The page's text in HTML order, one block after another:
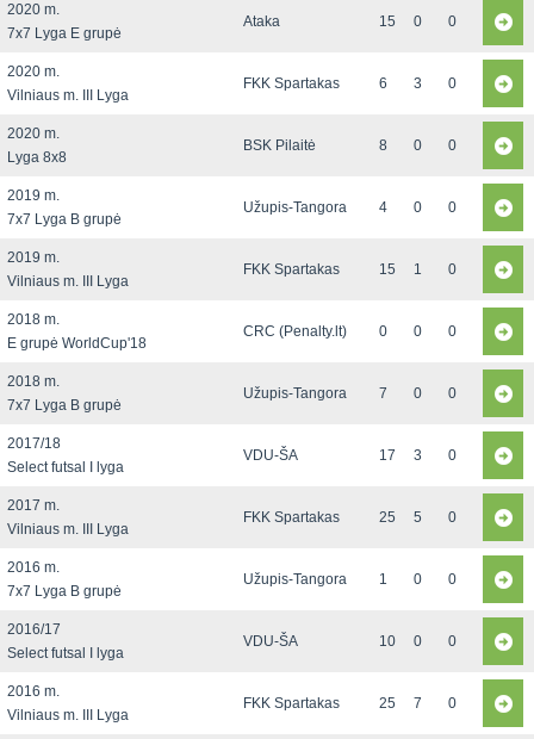
2020 m.
7x7 Lyga E grupė
Ataka 15 0 0
2020 m.
Vilniaus m. III Lyga
FKK Spartakas 6 3 0
2020 m.
Lyga 8x8
BSK Pilaitė 8 0 0
2019 m.
7x7 Lyga B grupė
Užupis-Tangora 4 0 0
2019 m.
Vilniaus m. III Lyga
FKK Spartakas 15 1 0
2018 m.
E grupė WorldCup'18
CRC (Penalty.lt) 0 0 0
2018 m.
7x7 Lyga B grupė
Užupis-Tangora 7 0 0
2017/18
Select futsal I lyga
VDU-ŠA 17 3 0
2017 m.
Vilniaus m. III Lyga
FKK Spartakas 25 5 0
2016 m.
7x7 Lyga B grupė
Užupis-Tangora 1 0 0
2016/17
Select futsal I lyga
VDU-ŠA 10 0 0
2016 m.
Vilniaus m. III Lyga
FKK Spartakas 25 7 0